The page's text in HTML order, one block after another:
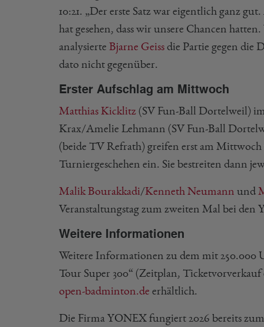
10:21. „Der erste Satz war eigentlich ganz
hat gesehen, dass wir unsere Chancen
analysierte Bjarne Geiss die Partie gegen die
dato nicht gegenüber.
Erster Aufschlag am Mittwoch
Matthias Kicklitz (SV Fun-Ball Dortelweil)
Krax/Amelie Lehmann (SV Fun-Ball
(beide TV Refrath) greifen erst am
Turniergeschehen ein. Sie bestreiten dann
Malik Bourakkadi/Kenneth Neumann und
Veranstaltungstag zum zweiten Mal bei den
Weitere Informationen
Weitere Informationen zu dem mit 250.000
Tour Super 300“ (Zeitplan,
open-badminton.de erhältlich.
Die Firma YONEX fungiert 2026 bereits